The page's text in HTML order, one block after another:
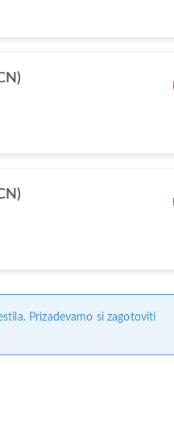
Prizadevamo si zagotoviti